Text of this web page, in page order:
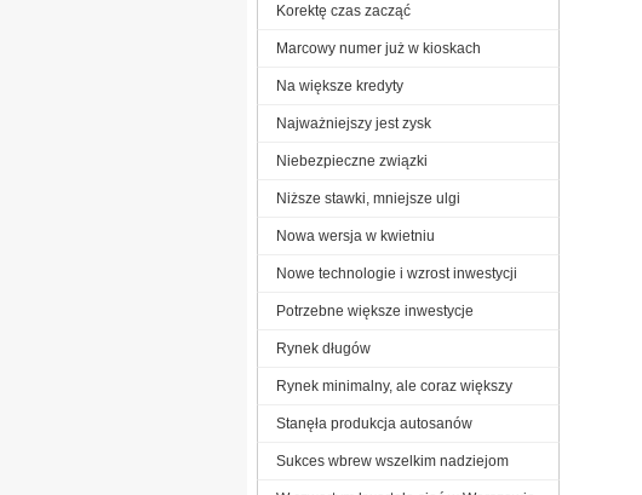
Korektę czas zacząć
Marcowy numer już w kioskach
Na większe kredyty
Najważniejszy jest zysk
Niebezpieczne związki
Niższe stawki, mniejsze ulgi
Nowa wersja w kwietniu
Nowe technologie i wzrost inwestycji
Potrzebne większe inwestycje
Rynek długów
Rynek minimalny, ale coraz większy
Stanęła produkcja autosanów
Sukces wbrew wszelkim nadziejom